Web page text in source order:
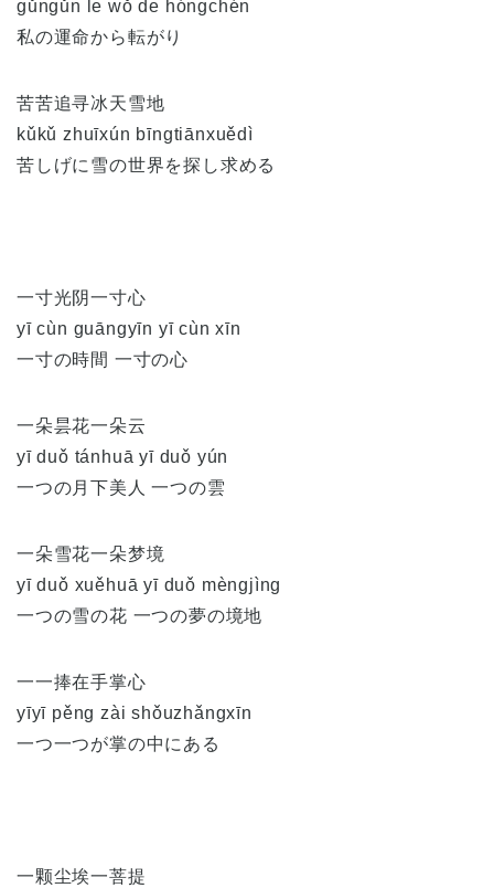
gǔngǔn le wǒ de hóngchén
私の運命から転がり
苦苦追寻冰天雪地
kǔkǔ zhuīxún bīngtiānxuědì
苦しげに雪の世界を探し求める
一寸光阴一寸心
yī cùn guāngyīn yī cùn xīn
一寸の時間 一寸の心
一朵昙花一朵云
yī duǒ tánhuā yī duǒ yún
一つの月下美人 一つの雲
一朵雪花一朵梦境
yī duǒ xuěhuā yī duǒ mèngjìng
一つの雪の花 一つの夢の境地
一一捧在手掌心
yīyī pěng zài shǒuzhǎngxīn
一つ一つが掌の中にある
一颗尘埃一菩提